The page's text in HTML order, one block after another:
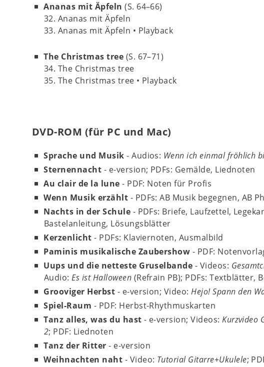
Ananas mit Äpfeln (S. 64–66)
32. Ananas mit Äpfeln
33. Ananas mit Äpfeln • Playback
The Christmas tree (S. 67–71)
34. The Christmas tree
35. The Christmas tree • Playback
DVD-ROM (für PC und Mac)
Sprache und Musik - Audios: Wenn ich einmal fröhlich
Sternennacht - e-version; PDFs: Gemälde, Liednoten
Au clair de la lune - PDF: Noten für Profis
Wenn Musik erzählt - PDFs: AB Musik begegnen, AB
Nachts in der Schule - PDFs: Briefe, Laufzettel,
Bastelanleitung, Lösungsblätter
Kerzenlicht - PDFs: Klaviernoten, Ausmalbild
Paminis musikalische Zaubershow - PDF:
Uups und die netteste Gruselbande - Videos:
Audio:Es ist Halloween (Refrain PB); PDFs: Textblätter,
Grooviger Herbst - e-version; Video:Hejo! Spann den
Spiel-Raum - PDF: Herbst-Rhythmuskarten
Tanz alles, was du hast - e-version; Videos:Kurzvideo
2; PDF: Liednoten
Tanz der Ritter - e-version
Weihnachten naht - Video: Tutorial Gitarre+Ukulele;